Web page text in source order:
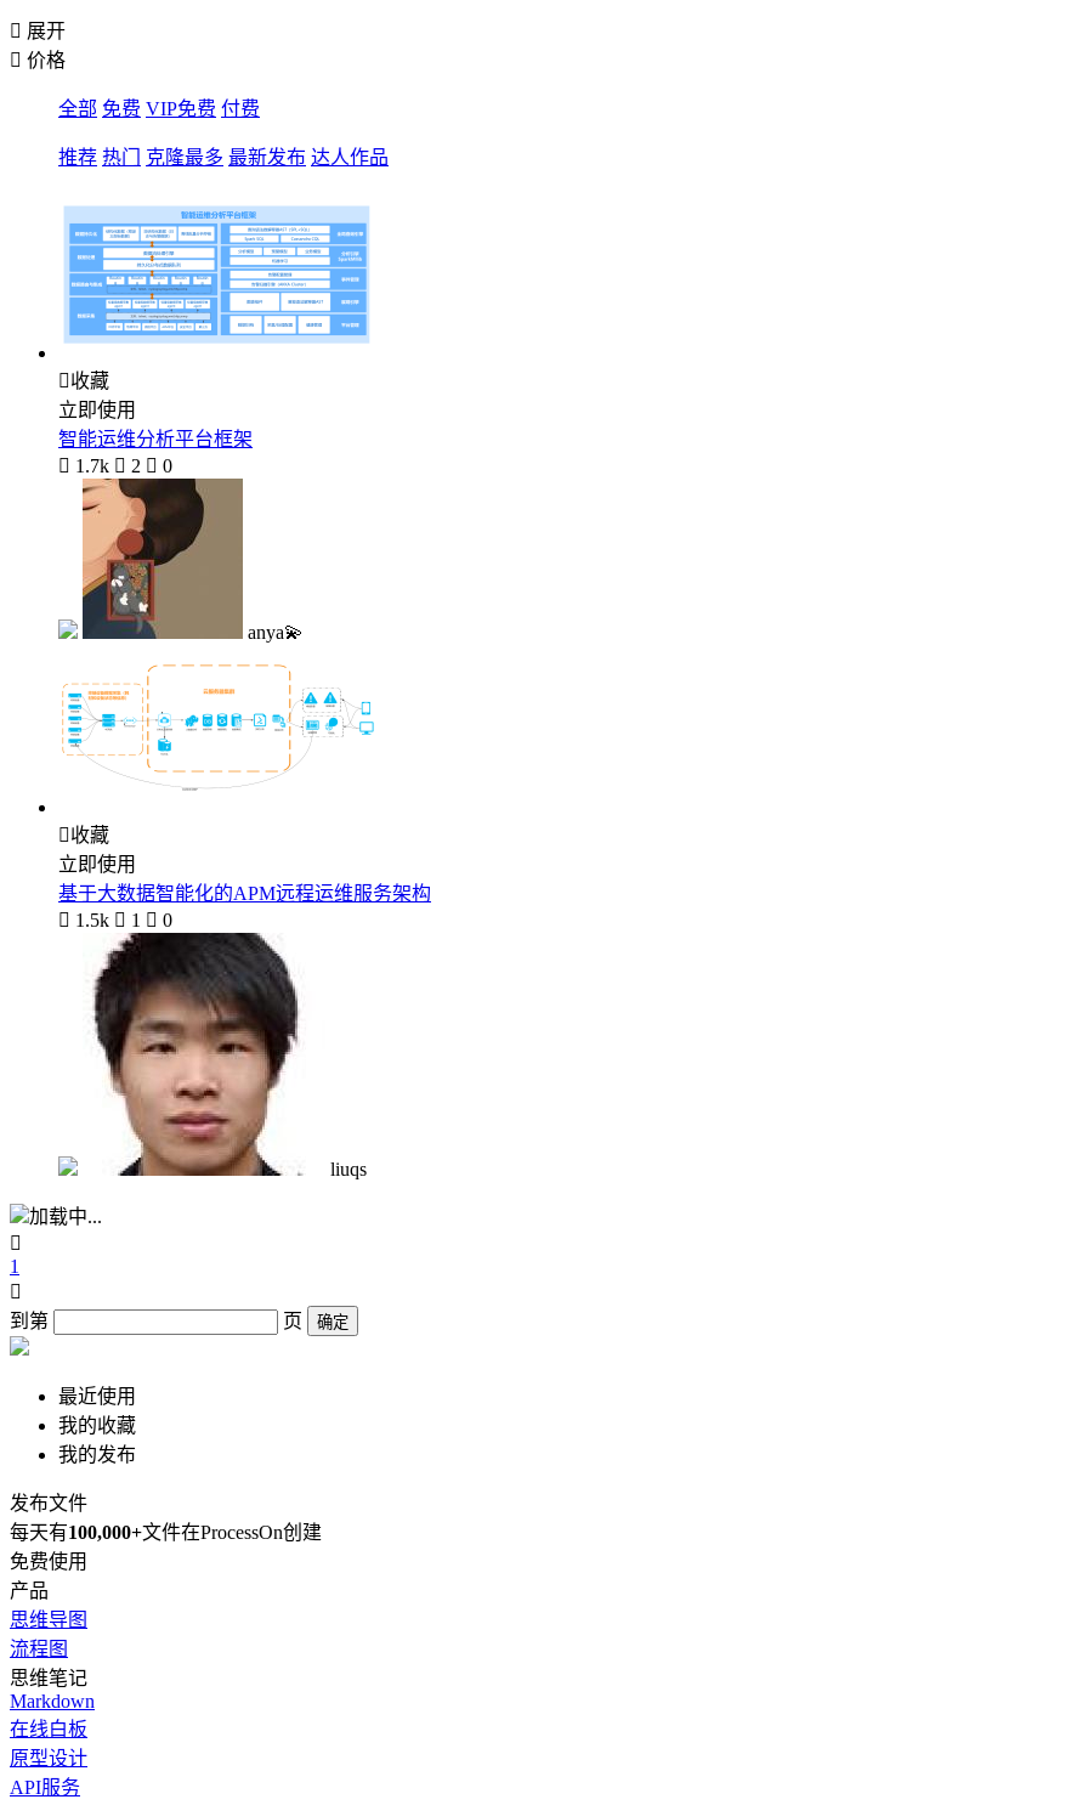
 展开
 价格
全部 免费 VIP免费 付费
推荐 热门 克隆最多 最新发布 达人作品
收藏
立即使用
智能运维分析平台框架
 1.7k  2  0
anya💫
收藏
立即使用
基于大数据智能化的APM远程运维服务架构
 1.5k  1  0
liuqs
加载中...

1

到第
页 确定
最近使用
我的收藏
我的发布
发布文件
每天有100,000+文件在ProcessOn创建
免费使用
产品
思维导图
流程图
思维笔记
Markdown
在线白板
原型设计
API服务